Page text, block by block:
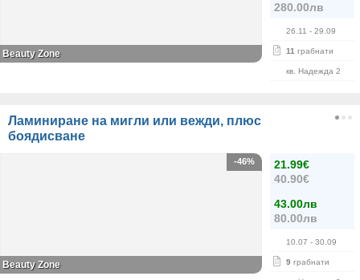
280.00лв
26.11 - 29.09
11 грабнати
кв. Надежда 2
Beauty Zone
Ламиниране на мигли или вежди, плюс
боядисване
21.99€
40.90€
43.00лв
80.00лв
10.07 - 30.09
9 грабнати
-46%
Beauty Zone